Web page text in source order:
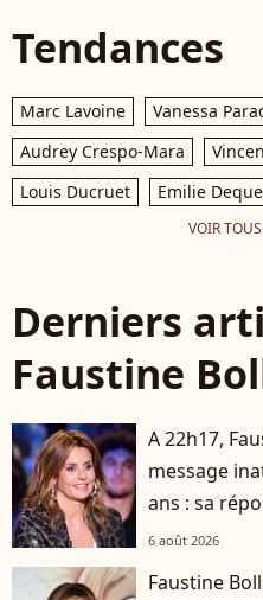
Tendances
Marc Lavoine Vanessa
Audrey Crespo-Mara
Louis Ducruet
Emilie
VOIR
Derniers
Faustine
A 22h17,
message
ans : sa
6 août 2026
Faustine